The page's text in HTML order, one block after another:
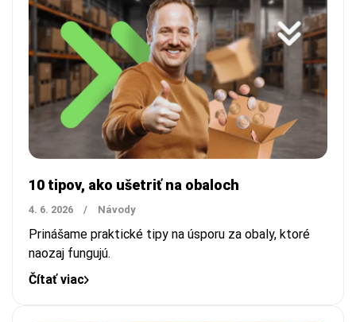
10 tipov, ako ušetriť na obaloch
4. 6. 2026 / Návody
Prinášame praktické tipy na úsporu za obaly, ktoré
naozaj fungujú.
Čítať viac